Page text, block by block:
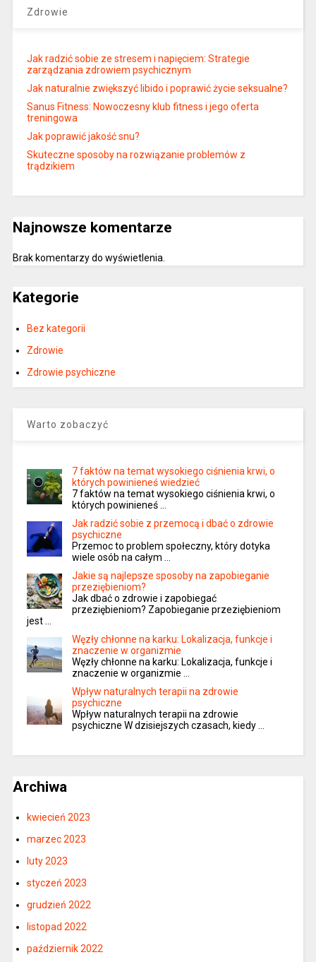
Zdrowie
Jak radzić sobie ze stresem i napięciem: Strategie
zarządzania zdrowiem psychicznym
Jak naturalnie zwiększyć libido i poprawić życie seksualne?
Sanus Fitness: Nowoczesny klub fitness i jego oferta
treningowa
Jak poprawić jakość snu?
Skuteczne sposoby na rozwiązanie problemów z
trądzikiem
Najnowsze komentarze
Brak komentarzy do wyświetlenia.
Kategorie
Bez kategorii
Zdrowie
Zdrowie psychiczne
Warto zobaczyć
7 faktów na temat wysokiego ciśnienia krwi, o
których powinieneś wiedzieć
7 faktów na temat wysokiego ciśnienia krwi, o
których powinieneś …
Jak radzić sobie z przemocą i dbać o zdrowie
psychiczne
Przemoc to problem społeczny, który dotyka
wiele osób na całym …
Jakie są najlepsze sposoby na zapobieganie
przeziębieniom?
Jak dbać o zdrowie i zapobiegać
przeziębieniom? Zapobieganie przeziębieniom
jest …
Węzły chłonne na karku: Lokalizacja, funkcje i
znaczenie w organizmie
Węzły chłonne na karku: Lokalizacja, funkcje i
znaczenie w organizmie …
Wpływ naturalnych terapii na zdrowie
psychiczne
Wpływ naturalnych terapii na zdrowie
psychiczne W dzisiejszych czasach, kiedy …
Archiwa
kwiecień 2023
marzec 2023
luty 2023
styczeń 2023
grudzień 2022
listopad 2022
październik 2022